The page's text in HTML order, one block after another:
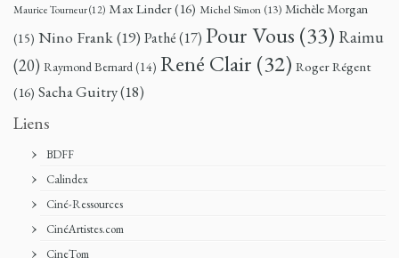
Maurice Tourneur(12) Max Linder(16) Michel Simon (13) Michèle Morgan
(15) Nino Frank(19) Pathé(17) Pour Vous (33) Raimu
(20) Raymond Bernard(14) René Clair (32) Roger Régent
(16) Sacha Guitry(18)
Liens
BDFF
Calindex
Ciné-Ressources
CinéArtistes.com
CineTom